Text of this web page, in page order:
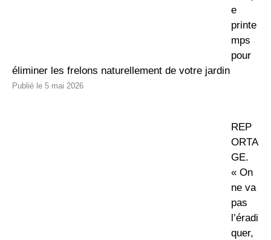
e
printe
mps
pour
éliminer les frelons naturellement de votre jardin
5 mai 2026
REP
ORTA
GE.
« On
ne va
pas
l’éradi
quer,